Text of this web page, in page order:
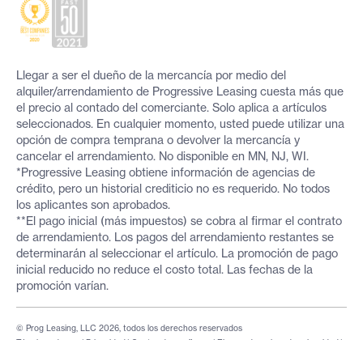
Llegar a ser el dueño de la mercancía por medio del
alquiler/arrendamiento de Progressive Leasing cuesta más que
el precio al contado del comerciante. Solo aplica a artículos
seleccionados. En cualquier momento, usted puede utilizar una
opción de compra temprana o devolver la mercancía y
cancelar el arrendamiento. No disponible en MN, NJ, WI.
*Progressive Leasing obtiene información de agencias de
crédito, pero un historial crediticio no es requerido. No todos
los aplicantes son aprobados.
**El pago inicial (más impuestos) se cobra al firmar el contrato
de arrendamiento. Los pagos del arrendamiento restantes se
determinarán al seleccionar el artículo. La promoción de pago
inicial reducido no reduce el costo total. Las fechas de la
promoción varían.
© Prog Leasing, LLC 2026, todos los derechos reservados